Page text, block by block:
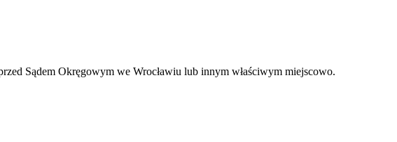
Sądem Okręgowym we Wrocławiu lub innym właściwym miejscowo.